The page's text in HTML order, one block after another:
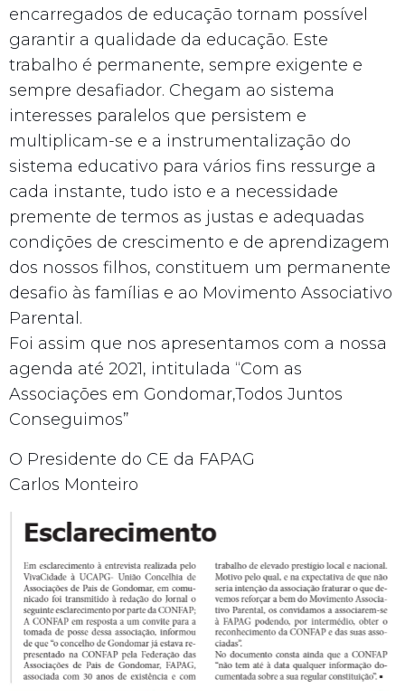
encarregados de educação tornam possível
garantir a qualidade da educação. Este
trabalho é permanente, sempre exigente e
sempre desafiador. Chegam ao sistema
interesses paralelos que persistem e
multiplicam-se e a instrumentalização do
sistema educativo para vários fins ressurge a
cada instante, tudo isto e a necessidade
premente de termos as justas e adequadas
condições de crescimento e de aprendizagem
dos nossos filhos, constituem um permanente
desafio às famílias e ao Movimento Associativo
Parental.
Foi assim que nos apresentamos com a nossa
agenda até 2021, intitulada “Com as
Associações em Gondomar,Todos Juntos
Conseguimos”
O Presidente do CE da FAPAG
Carlos Monteiro